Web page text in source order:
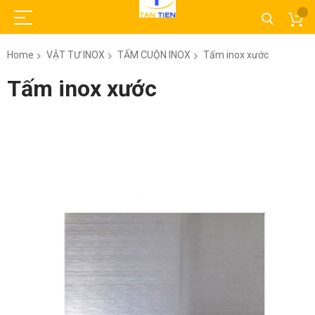
Home VẬT TƯ INOX TẤM CUỘN INOX Tấm inox xước
Tấm inox xước